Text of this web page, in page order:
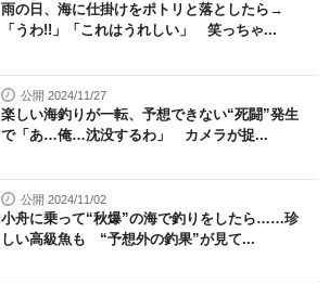
雨の日、海に仕掛けをポトリと落としたら→
「うわ!!」「これはうれしい」 笑っちゃ...
公開 2024/11/27
楽しい海釣りが一転、予想できない“死闘”発生
で「あ…俺…沈没するわ」 カメラが捉...
公開 2024/11/02
小舟に乗って“秋爆”の海で釣りをしたら……珍
しい高級魚も “予想外の釣果”が見て...